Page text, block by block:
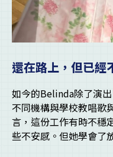
還在路上，但已經
如今的Belinda除了演
不同機構與學校教唱歌
言，這份工作有時不穩
些不安感。但她學會了